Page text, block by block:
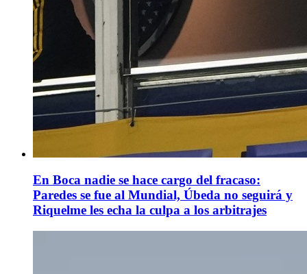
En Boca nadie se hace cargo del fracaso:
Paredes se fue al Mundial, Úbeda no seguirá y
Riquelme les echa la culpa a los arbitrajes